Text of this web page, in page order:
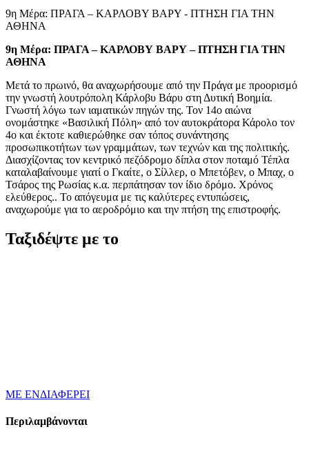
9η Μέρα: ΠΡΑΓΑ – ΚΑΡΛΟΒΥ ΒΑΡΥ - ΠΤΗΣΗ ΓΙΑ ΤΗΝ
ΑΘΗΝΑ
9η Μέρα: ΠΡΑΓΑ – ΚΑΡΛΟΒΥ ΒΑΡΥ – ΠΤΗΣΗ ΓΙΑ ΤΗΝ
ΑΘΗΝΑ
Μετά το πρωινό, θα αναχωρήσουμε από την Πράγα με προορισμό
την γνωστή λουτρόπολη Κάρλοβυ Βάρυ στη Δυτική Βοημία.
Γνωστή λόγω των ιαματικών πηγών της. Τον 14ο αιώνα
ονομάστηκε «Βασιλική Πόλη» από τον αυτοκράτορα Κάρολο τον
4ο και έκτοτε καθιερώθηκε σαν τόπος συνάντησης
προσωπικοτήτων των γραμμάτων, των τεχνών και της πολιτικής.
Διασχίζοντας τον κεντρικό πεζόδρομο δίπλα στον ποταμό Τέπλα
καταλαβαίνουμε γιατί ο Γκαίτε, ο Σίλλερ, ο Μπετόβεν, ο Μπαχ, ο
Τσάρος της Ρωσίας κ.α. περπάτησαν τον ίδιο δρόμο. Χρόνος
ελεύθερος.. Το απόγευμα με τις καλύτερες εντυπώσεις,
αναχωρούμε για το αεροδρόμιο και την πτήση της επιστροφής.
Ταξιδέψτε με το
ΜΕ ΕΝΔΙΑΦΕΡΕΙ
Περιλαμβάνονται